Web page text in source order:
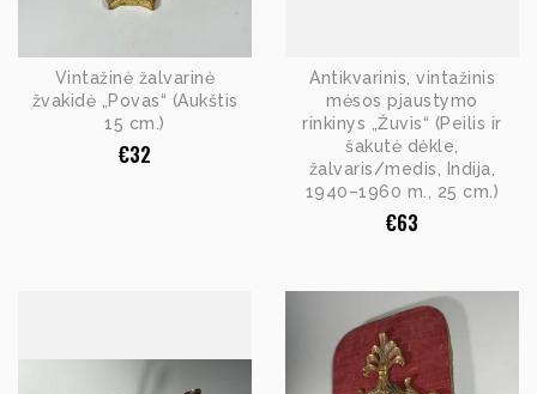
Vintažinė žalvarinė
žvakidė „Povas“ (Aukštis
15 cm.)
€32
Antikvarinis, vintažinis
mėsos pjaustymo
rinkinys „Žuvis“ (Peilis ir
šakutė dėkle,
žalvaris/medis, Indija,
1940–1960 m., 25 cm.)
€63